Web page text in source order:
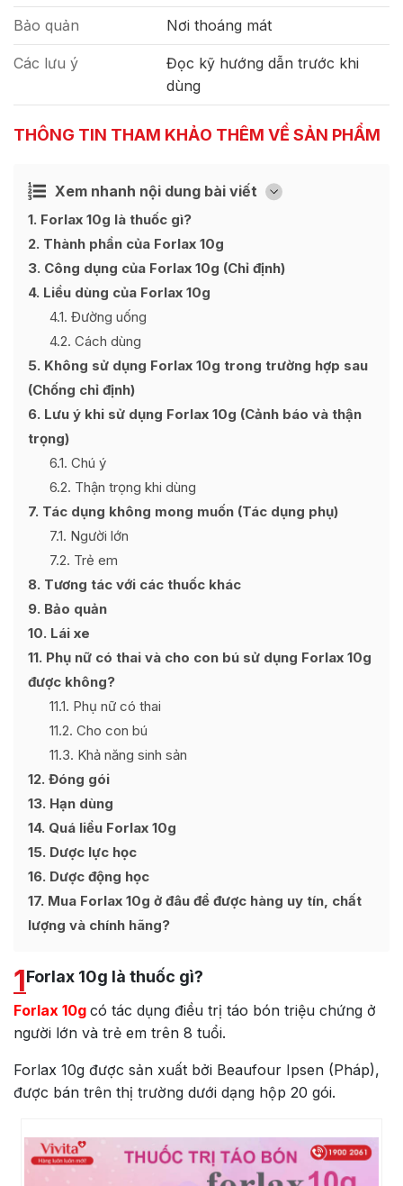
Bảo quản Nơi thoáng mát
Các lưu ý
Đọc kỹ hướng dẫn trước khi
dùng
THÔNG TIN THAM KHẢO THÊM VỀ SẢN PHẨM
Xem nhanh nội dung bài viết [
Ẩn
1 Forlax 10g là thuốc gì?
2 Thành phần của Forlax 10g
3 Công dụng của Forlax 10g (Chỉ định)
4 Liều dùng của Forlax 10g
4.1 Đường uống
4.2 Cách dùng
5 Không sử dụng Forlax 10g trong trường hợp sau
(Chống chỉ định)
6 Lưu ý khi sử dụng Forlax 10g (Cảnh báo và thận
trọng)
6.1 Chú ý
6.2 Thận trọng khi dùng
7 Tác dụng không mong muốn (Tác dụng phụ)
7.1 Người lớn
7.2 Trẻ em
8 Tương tác với các thuốc khác
9 Bảo quản
10 Lái xe
11 Phụ nữ có thai và cho con bú sử dụng Forlax 10g
được không?
11.1 Phụ nữ có thai
11.2 Cho con bú
11.3 Khả năng sinh sản
12 Đóng gói
13 Hạn dùng
14 Quá liều Forlax 10g
15 Dược lực học
16 Dược động học
17 Mua Forlax 10g ở đâu để được hàng uy tín, chất
lượng và chính hãng?
1Forlax 10g là thuốc gì?
Forlax 10g có tác dụng điều trị táo bón triệu chứng ở
người lớn và trẻ em trên 8 tuổi.
Forlax 10g được sản xuất bởi Beaufour Ipsen (Pháp),
được bán trên thị trường dưới dạng hộp 20 gói.